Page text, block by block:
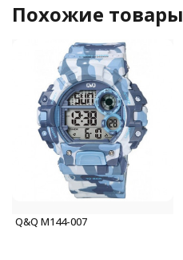
Похожие товары
Q&Q M144-007